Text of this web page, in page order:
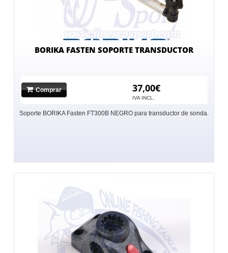
BORIKA FASTEN SOPORTE TRANSDUCTOR
Comprar 37,00€
IVA INCL.
Soporte BORIKA Fasten FT300B NEGRO para transductor de sonda.